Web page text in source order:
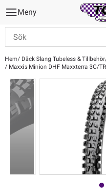
Meny
Hem Däck Slang Tubeless & Tillbehör
Maxxis Minion DHF Maxxterra 3C/